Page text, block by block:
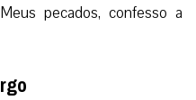
pecados, confesso a